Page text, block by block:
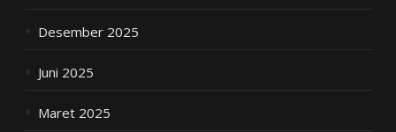
Desember 2025
Juni 2025
Maret 2025